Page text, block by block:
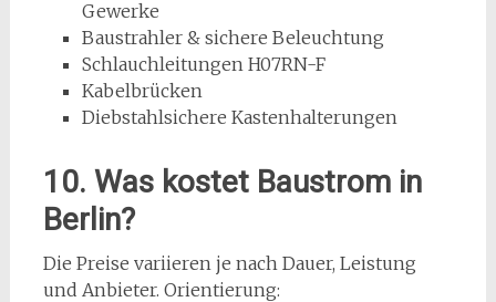
Gewerke
Baustrahler & sichere Beleuchtung
Schlauchleitungen H07RN-F
Kabelbrücken
Diebstahlsichere Kastenhalterungen
10. Was kostet Baustrom in
Berlin?
Die Preise variieren je nach Dauer, Leistung
und Anbieter. Orientierung: